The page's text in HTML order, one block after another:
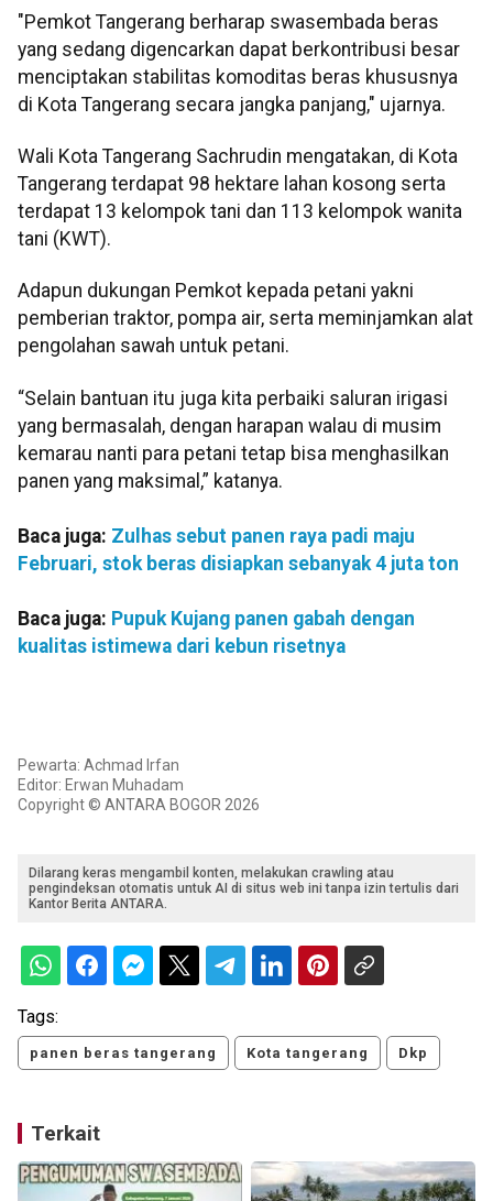
"Pemkot Tangerang berharap swasembada beras
yang sedang digencarkan dapat berkontribusi besar
menciptakan stabilitas komoditas beras khususnya
di Kota Tangerang secara jangka panjang," ujarnya.
Wali Kota Tangerang Sachrudin mengatakan, di Kota
Tangerang terdapat 98 hektare lahan kosong serta
terdapat 13 kelompok tani dan 113 kelompok wanita
tani (KWT).
Adapun dukungan Pemkot kepada petani yakni
pemberian traktor, pompa air, serta meminjamkan alat
pengolahan sawah untuk petani.
“Selain bantuan itu juga kita perbaiki saluran irigasi
yang bermasalah, dengan harapan walau di musim
kemarau nanti para petani tetap bisa menghasilkan
panen yang maksimal,” katanya.
Baca juga: Zulhas sebut panen raya padi maju
Februari, stok beras disiapkan sebanyak 4 juta ton
Baca juga: Pupuk Kujang panen gabah dengan
kualitas istimewa dari kebun risetnya
Pewarta: Achmad Irfan
Editor: Erwan Muhadam
Copyright © ANTARA BOGOR 2026
Dilarang keras mengambil konten, melakukan crawling atau
pengindeksan otomatis untuk AI di situs web ini tanpa izin tertulis dari
Kantor Berita ANTARA.
Tags:
panen beras tangerang Kota tangerang Dkp
Terkait